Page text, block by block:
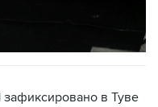
зафиксировано в Туве